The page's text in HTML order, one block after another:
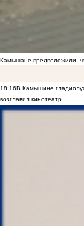
Камышане предположили,
18:16В Камышине
возглавил кинотеатр